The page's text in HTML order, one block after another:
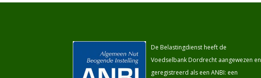
De Belastingdienst heeft de
Voedselbank Dordrecht aangewezen en
geregistreerd als een ANBI: een